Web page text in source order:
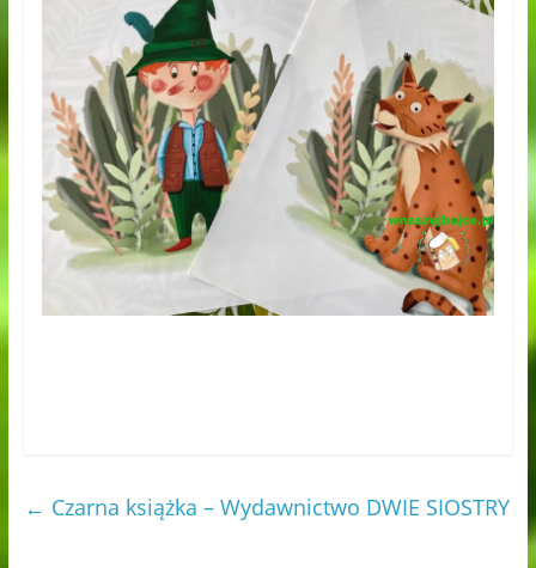
← Czarna książka – Wydawnictwo DWIE SIOSTRY